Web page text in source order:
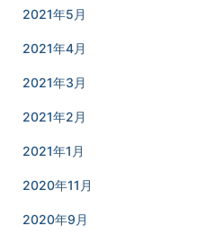
2021年5月
2021年4月
2021年3月
2021年2月
2021年1月
2020年11月
2020年9月